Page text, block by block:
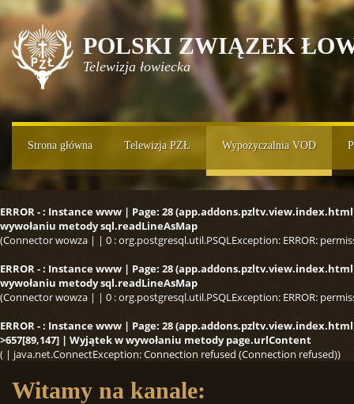
POLSKI ZWIĄZEK
Telewizja łowiecka
Strona główna Telewizja PZŁ Wypożyczalnia VOD
ERROR - : Instance www | Page: 28
wywołaniu metody sql.readLineAsMap
(Connector wowza | | 0 : org.postgresql.util.PSQLException: ERROR:
ERROR - : Instance www | Page: 28
wywołaniu metody sql.readLineAsMap
(Connector wowza | | 0 : org.postgresql.util.PSQLException: ERROR:
ERROR - : Instance www | Page: 28
>657[89,147] | Wyjątek w wywołaniu metody page.urlContent
( | java.net.ConnectException: Connection refused (Connection refused))
Witamy na kanale: